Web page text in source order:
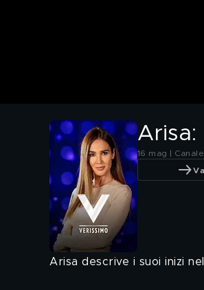
Arisa:
16 mag | Canale
Arisa descrive i suoi inizi